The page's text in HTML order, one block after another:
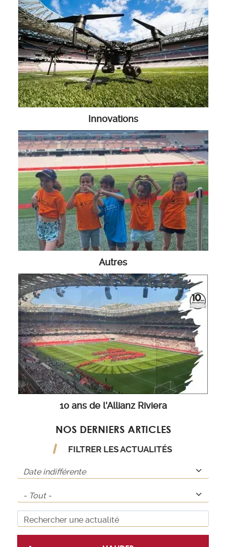
Innovations
Autres
10 ans de l'Allianz Riviera
NOS DERNIERS ARTICLES
FILTRER LES ACTUALITÉS